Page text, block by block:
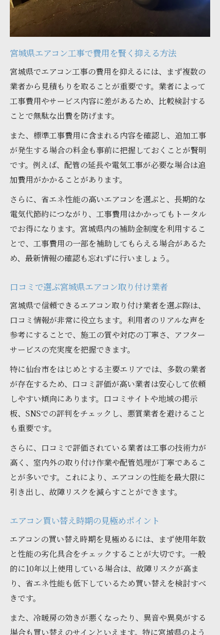
省エネ重視の宮城県エアコン工事の選択基
宮城県エアコン工事と補助金申請の流れ
エアコン補助金の対象条件を徹底チェック
宮城県エアコン工事で補助金を最大活用
個人向け補助金で宮城県エアコン工事をお
得に
宮城県エアコン工事の補助金申請ポイント
エアコン買い替えなら宮城県の工事事情を徹底
比較
宮城県エアコン工事の施工内容を比較検証
買い替え時に注目すべき宮城県工事の違い
宮城県エアコン工事の業者比較で失敗しな
い
エアコン取り付け口コミでわかる業者選び
高齢者世帯にも安心な宮城県の補助金制度
高齢者向け宮城県エアコン工事補助金の特
徴
宮城県エアコン工事で高齢者世帯の負担軽
減
高齢者対応の宮城県エアコン工事業者選び
補助金申請で高齢者も安心のエアコン買い
替え
宮城県エアコン工事における高齢者支援ポ
イント
宮城県エアコン工事で費用を賢く抑える方法
宮城県でエアコン工事の費用を抑えるには、まず複数の
業者から見積もりを取ることが重要です。業者によって
工事費用やサービス内容に差があるため、比較検討する
ことで無駄な出費を防げます。
また、標準工事費用に含まれる内容を確認し、追加工事
が発生する場合の料金も事前に把握しておくことが賢明
です。例えば、配管の延長や電気工事が必要な場合は追
加費用がかかることがあります。
さらに、省エネ性能の高いエアコンを選ぶと、長期的な
電気代節約につながり、工事費用はかかってもトータル
でお得になります。宮城県内の補助金制度を利用するこ
とで、工事費用の一部を補助してもらえる場合があるた
め、最新情報の確認も忘れずに行いましょう。
口コミで選ぶ宮城県エアコン取り付け業者
宮城県で信頼できるエアコン取り付け業者を選ぶ際は、
口コミ情報が非常に役立ちます。利用者のリアルな声を
参考にすることで、施工の質や対応の丁寧さ、アフター
サービスの充実度を把握できます。
特に仙台市をはじめとする主要エリアでは、多数の業者
が存在するため、口コミ評価が高い業者は安心して依頼
しやすい傾向にあります。口コミサイトや地域の掲示
板、SNSでの評判をチェックし、悪質業者を避けること
も重要です。
さらに、口コミで評価されている業者は工事の技術力が
高く、室内外の取り付け作業や配管処理が丁寧であるこ
とが多いです。これにより、エアコンの性能を最大限に
引き出し、故障リスクを減らすことができます。
エアコン買い替え時期の見極めポイント
エアコンの買い替え時期を見極めるには、まず使用年数
と性能の劣化具合をチェックすることが大切です。一般
的に10年以上使用している場合は、故障リスクが高ま
り、省エネ性能も低下しているため買い替えを検討すべ
きです。
また、冷暖房の効きが悪くなったり、異音や異臭がする
場合も買い替えのサインといえます。特に宮城県のよう